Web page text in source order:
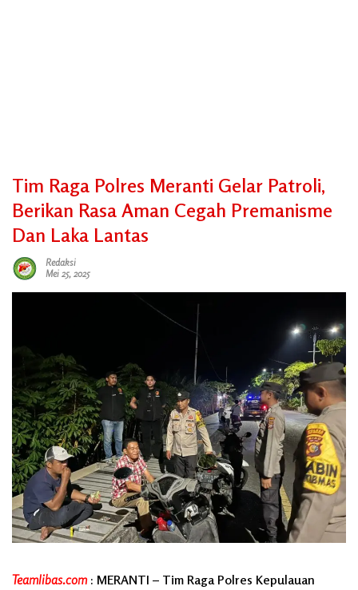
Tim Raga Polres Meranti Gelar Patroli,
Berikan Rasa Aman Cegah Premanisme
Dan Laka Lantas
Redaksi
Mei 25, 2025
Teamlibas.com : MERANTI – Tim Raga Polres Kepulauan